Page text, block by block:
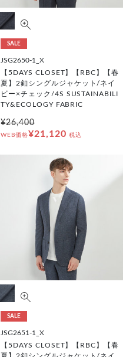
SALE
JSG2650-1_X
【5DAYS CLOSET】【RBC】【春
夏】2釦シングルジャケット/ネイ
ビー×チェック/4S SUSTAINABILI
TY&ECOLOGY FABRIC
¥26,400
WEB価格¥21,120 税込
SALE
JSG2651-1_X
【5DAYS CLOSET】【RBC】【春